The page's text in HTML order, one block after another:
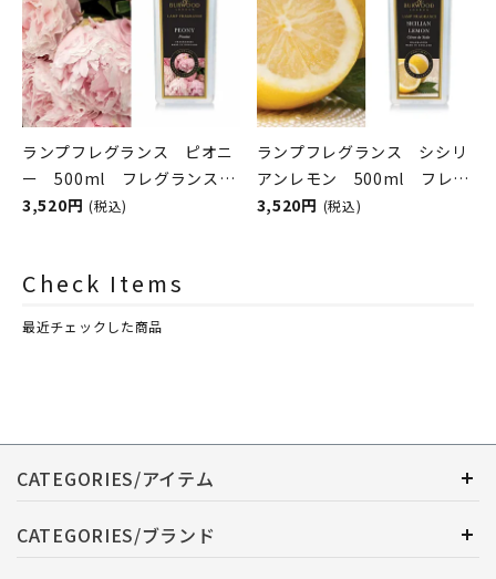
ランプフレグランス ピオニ
ー 500ml フレグランスラ
ンプ用オイル
3,520円 (税込)
ランプフレグランス シシリ
アンレモン 500ml フレグ
ランスランプ用オイル
3,520円 (税込)
Check Items
最近チェックした商品
CATEGORIES/アイテム
CATEGORIES/ブランド